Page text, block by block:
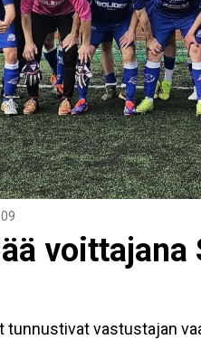
voittajana
vastustajan